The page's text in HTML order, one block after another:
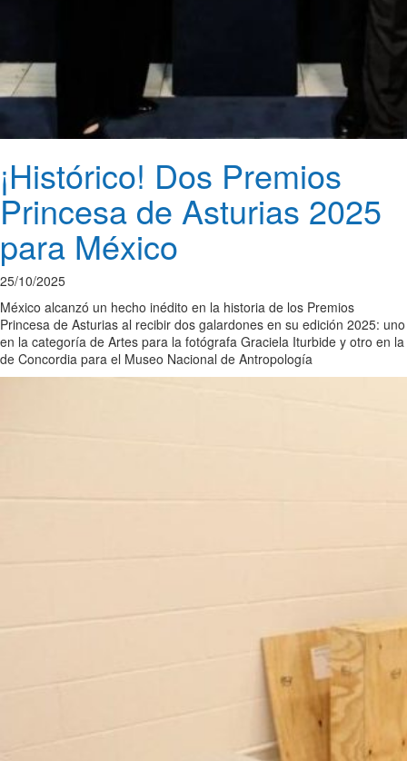
¡Histórico! Dos Premios
Princesa de Asturias 2025
para México
25/10/2025
México alcanzó un hecho inédito en la historia de los Premios
Princesa de Asturias al recibir dos galardones en su edición 2025: uno
en la categoría de Artes para la fotógrafa Graciela Iturbide y otro en la
de Concordia para el Museo Nacional de Antropología